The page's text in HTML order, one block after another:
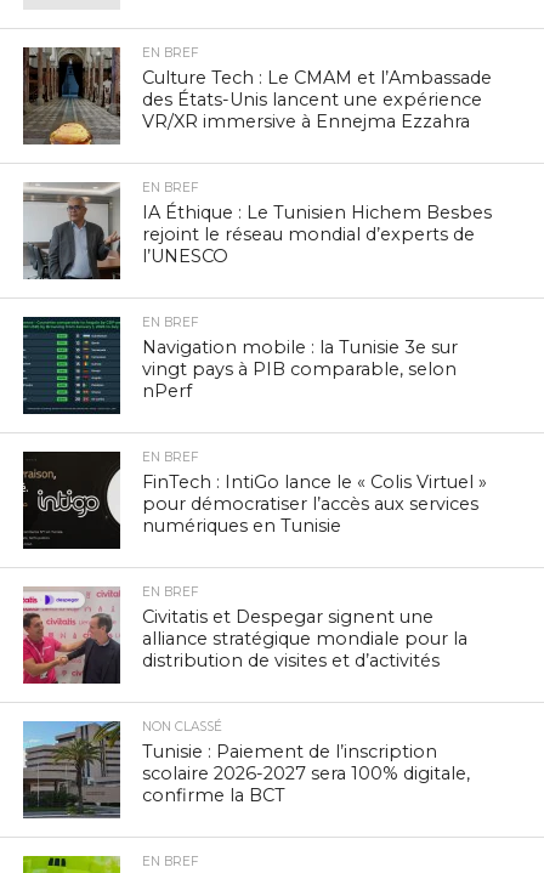
EN BREF
Culture Tech : Le CMAM et l’Ambassade
des États-Unis lancent une expérience
VR/XR immersive à Ennejma Ezzahra
EN BREF
IA Éthique : Le Tunisien Hichem Besbes
rejoint le réseau mondial d’experts de
l’UNESCO
EN BREF
Navigation mobile : la Tunisie 3e sur
vingt pays à PIB comparable, selon
nPerf
EN BREF
FinTech : IntiGo lance le « Colis Virtuel »
pour démocratiser l’accès aux services
numériques en Tunisie
EN BREF
Civitatis et Despegar signent une
alliance stratégique mondiale pour la
distribution de visites et d’activités
NON CLASSÉ
Tunisie : Paiement de l’inscription
scolaire 2026-2027 sera 100% digitale,
confirme la BCT
EN BREF